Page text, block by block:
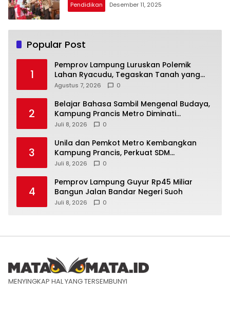
Pendidikan Desember 11, 2025
Popular Post
1
Pemprov Lampung Luruskan Polemik
Lahan Ryacudu, Tegaskan Tanah yang
Dipersoalkan Bukan Aset Provinsi
Agustus 7, 2026 0
2
Belajar Bahasa Sambil Mengenal Budaya,
Kampung Prancis Metro Diminati
Masyarakat
Juli 8, 2026 0
3
Unila dan Pemkot Metro Kembangkan
Kampung Prancis, Perkuat SDM
Berwawasan Internasional
Juli 8, 2026 0
4
Pemprov Lampung Guyur Rp45 Miliar
Bangun Jalan Bandar Negeri Suoh
Juli 8, 2026 0
MENYINGKAP HAL YANG TERSEMBUNYI